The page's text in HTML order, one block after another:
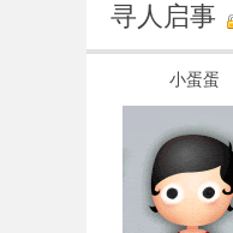
寻人启事
小蛋蛋